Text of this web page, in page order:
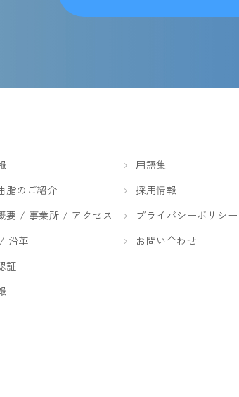
脂のご紹介
要 / 事業所 / アクセス
沿革
証
用語集
採用情報
プライバシーポリシー
お問い合わせ